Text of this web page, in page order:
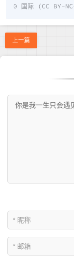
0 国际 (CC BY-
上一篇